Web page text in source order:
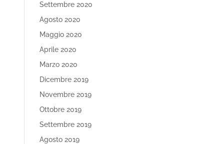
Settembre 2020
Agosto 2020
Maggio 2020
Aprile 2020
Marzo 2020
Dicembre 2019
Novembre 2019
Ottobre 2019
Settembre 2019
Agosto 2019